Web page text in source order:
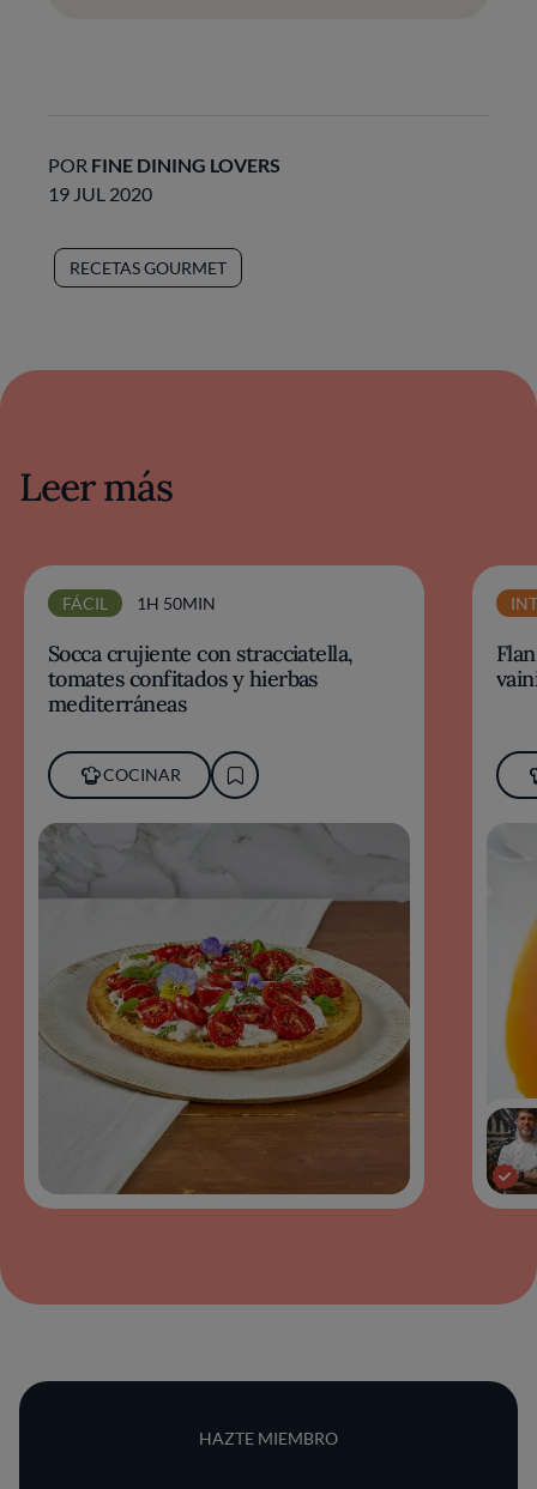
POR FINE DINING LOVERS
19 JUL 2020
RECETAS GOURMET
Leer más
FÁCIL 1H 50MIN
Socca crujiente con stracciatella,
tomates confitados y hierbas
mediterráneas
COCINAR
HAZTE MIEMBRO